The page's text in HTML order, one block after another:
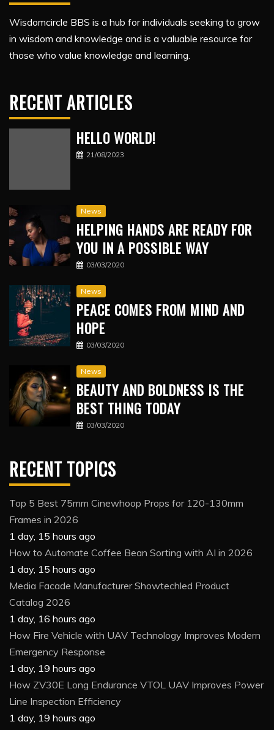
Wisdomcircle BBS is a hub for individuals seeking to grow
in wisdom and knowledge and is a valuable resource for
those who value knowledge and learning.
RECENT ARTICLES
HELLO WORLD!
21/08/2023
News
HELPING HANDS ARE READY FOR
YOU IN A POSSIBLE WAY
03/03/2020
News
PEACE COMES FROM MIND AND
HOPE
03/03/2020
News
BEAUTY AND BOLDNESS IS THE
BEST THING TODAY
03/03/2020
RECENT TOPICS
Top 5 Best 75mm Cinewhoop Props for 120-130mm
Frames in 2026
1 day, 15 hours ago
How to Automate Coffee Bean Sorting with AI in 2026
1 day, 15 hours ago
Media Facade Manufacturer Showtechled Product
Catalog 2026
1 day, 16 hours ago
How Fire Vehicle with UAV Technology Improves Modern
Emergency Response
1 day, 19 hours ago
How ZV30E Long Endurance VTOL UAV Improves Power
Line Inspection Efficiency
1 day, 19 hours ago